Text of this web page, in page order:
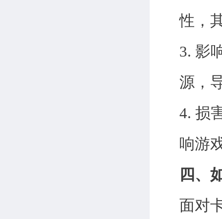
性，
3. 影
源，
4. 损
响游
四、
面对